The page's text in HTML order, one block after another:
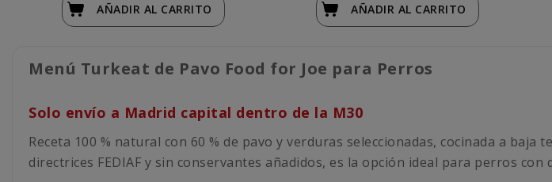
AÑADIR AL CARRITO AÑADIR AL CARRITO
Menú Turkeat de Pavo Food for Joe para Perros
Solo envío a Madrid capital dentro de la M30
Receta 100 % natural con 60 % de pavo y verduras seleccionadas, cocinada a
directrices FEDIAF y sin conservantes añadidos, es la opción ideal para perros con